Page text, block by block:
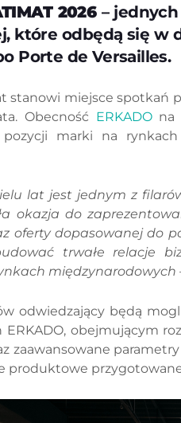
2026– jednych
które odbędą się w
Porte de Versailles.
stanowi miejsce
Obecność ERKADOna
pozycji marki na
lat jest jednym z
okazja do
oferty dopasowanej do
trwałe relacje
międzynarodowych
odwiedzający będą
obejmującym
zaawansowane
produktowe